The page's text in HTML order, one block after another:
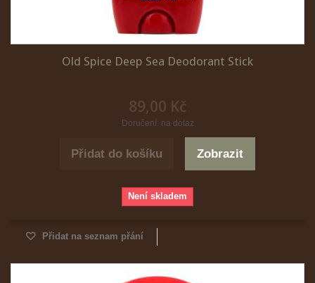
Old Spice Deep Sea Deodorant Stick
89,00 Kč
Doručení: na dotaz
Přidat do košíku Zobrazit
Není skladem
Přidat na seznam přání